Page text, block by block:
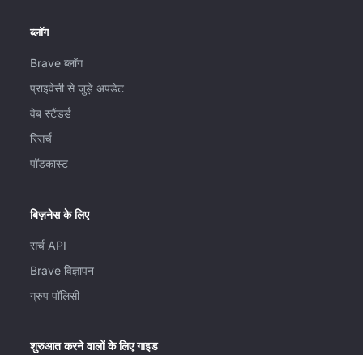
ब्लॉग
Brave ब्लॉग
प्राइवेसी से जुड़े अपडेट
वेब स्टैंडर्ड
रिसर्च
पॉडकास्ट
बिज़नेस के लिए
सर्च API
Brave विज्ञापन
ग्रुप पॉलिसी
शुरुआत करने वालों के लिए गाइड